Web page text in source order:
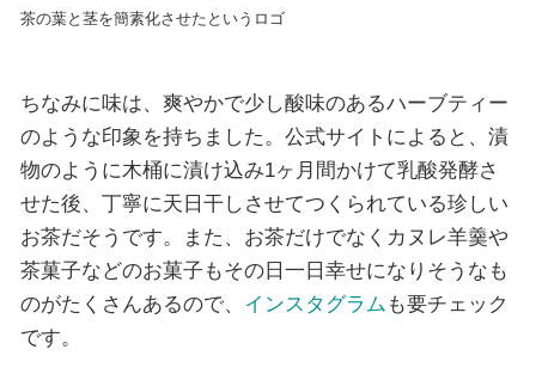
茶の葉と茎を簡素化させたというロゴ
ちなみに味は、爽やかで少し酸味のあるハーブティー
のような印象を持ちました。公式サイトによると、漬
物のように木桶に漬け込み1ヶ月間かけて乳酸発酵さ
せた後、丁寧に天日干しさせてつくられている珍しい
お茶だそうです。また、お茶だけでなくカヌレ羊羹や
茶菓子などのお菓子もその日一日幸せになりそうなも
のがたくさんあるので、 インスタグラム も要チェック
です。